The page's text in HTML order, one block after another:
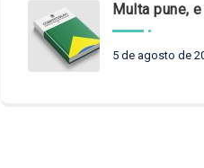
Multa pune, e débito recompõe. § 3º do art. 71 da Constituição: um
5 de agosto de